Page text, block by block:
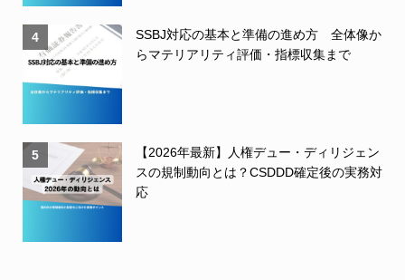
4
SSBJ対応の基本と準備の進め方 全体像か
らマテリアリティ評価・指標収集まで
5
【2026年最新】人権デュー・ディリジェン
スの規制動向とは？CSDDD確定後の実務対
応